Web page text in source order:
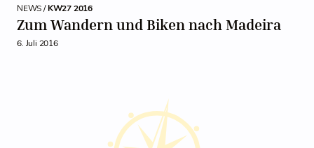
NEWS /KW27 2016
Zum Wandern und Biken nach Madeira
6. Juli 2016